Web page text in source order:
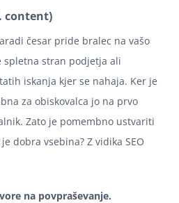
content)
česar pride bralec na vašo
spletna stran podjetja ali
iskanja kjer se nahaja. Ker je
za obiskovalca jo na prvo
Zato je pomembno ustvariti
dobra vsebina? Z vidika SEO
na povpraševanje.